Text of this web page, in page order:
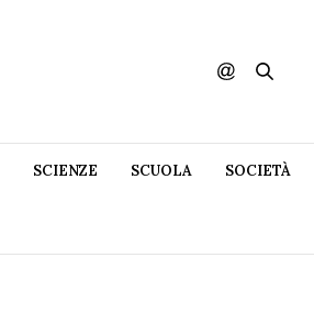
SCIENZE SCUOLA SOCIETÀ